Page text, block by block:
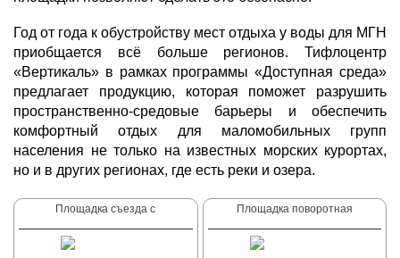
Год от года к обустройству мест отдыха у воды для МГН
приобщается всё больше регионов. Тифлоцентр
«Вертикаль» в рамках программы «Доступная среда»
предлагает продукцию, которая поможет разрушить
пространственно-средовые барьеры и обеспечить
комфортный отдых для маломобильных групп
населения не только на известных морских курортах,
но и в других регионах, где есть реки и озера.
Площадка съезда с Площадка поворотная